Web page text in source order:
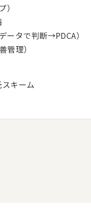
ータで判断→PDCA）
理）
キーム